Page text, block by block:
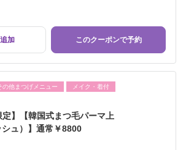
加 このクーポンで予約
の他まつげメニュー
メイク・着付
定】【韓国式まつ毛パーマ上
シュ）】通常￥8800